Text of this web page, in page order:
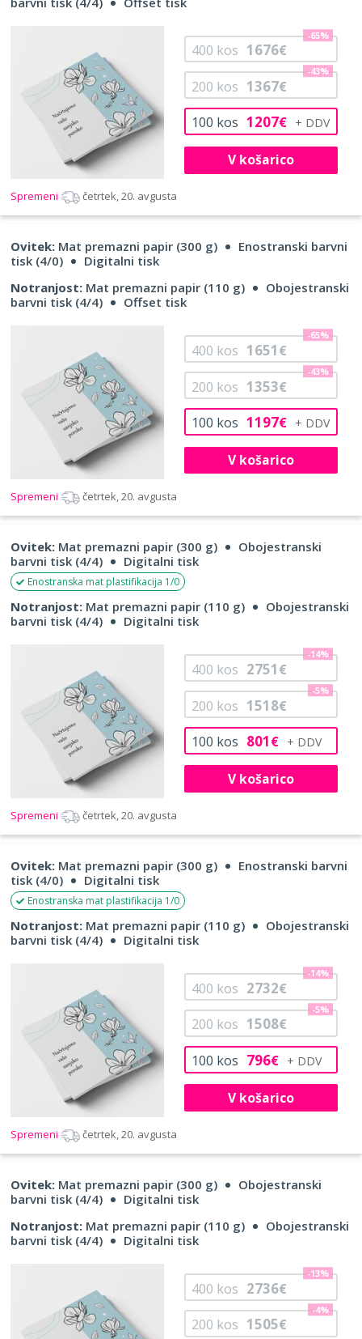
100 kos 1207€
200 kos 1367€
-43%
400 kos 1676€
-65%
V košarico
Spremeni četrtek, 20. avgusta
Ovitek: Mat premazni papir (300 g)
Enostranski barvni
tisk (4/0)
Digitalni tisk
Notranjost: Mat premazni papir (110 g)
Obojestranski
barvni tisk (4/4)
Offset tisk
100 kos 1197€
200 kos 1353€
-43%
400 kos 1651€
-65%
V košarico
Spremeni četrtek, 20. avgusta
Ovitek: Mat premazni papir (300 g)
Obojestranski
barvni tisk (4/4)
Digitalni tisk
Enostranska mat plastifikacija 1/0
Notranjost: Mat premazni papir (110 g)
Obojestranski
barvni tisk (4/4)
Digitalni tisk
100 kos 801€
200 kos 1518€
-5%
400 kos 2751€
-14%
V košarico
Spremeni četrtek, 20. avgusta
Ovitek: Mat premazni papir (300 g)
Enostranski barvni
tisk (4/0)
Digitalni tisk
Enostranska mat plastifikacija 1/0
Notranjost: Mat premazni papir (110 g)
Obojestranski
barvni tisk (4/4)
Digitalni tisk
100 kos 796€
200 kos 1508€
-5%
400 kos 2732€
-14%
V košarico
Spremeni četrtek, 20. avgusta
Ovitek: Mat premazni papir (300 g)
Obojestranski
barvni tisk (4/4)
Digitalni tisk
Notranjost: Mat premazni papir (110 g)
Obojestranski
barvni tisk (4/4)
Digitalni tisk
200 kos 1505€
-4%
400 kos 2736€
-13%